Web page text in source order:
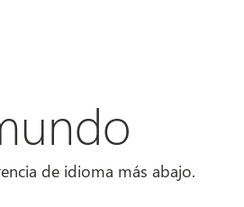
de idioma más abajo.